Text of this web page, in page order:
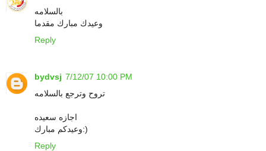
بالسلامه
وعيدك مبارك مقدما
Reply
bydvsj 7/12/07 10:00 PM
تروح وترجع بالسلامه
اجازه سعيده
وعيدكم مبارك:)
Reply